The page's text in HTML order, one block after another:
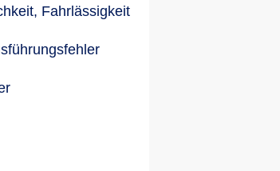
Fahrlässigkeit